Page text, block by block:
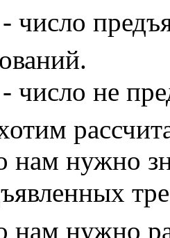
- число
- число не
нам нужно
нам нужно